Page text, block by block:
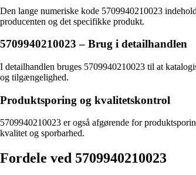
Den lange numeriske kode 5709940210023
producenten og det specifikke produkt.
5709940210023 – Brug i detailhandlen
I detailhandlen bruges 5709940210023 til at
og tilgængelighed.
Produktsporing og kvalitetskontrol
5709940210023 er også afgørende for
kvalitet og sporbarhed.
Fordele ved 5709940210023